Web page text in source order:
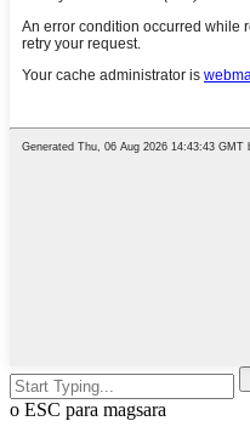
o ESC para magsara